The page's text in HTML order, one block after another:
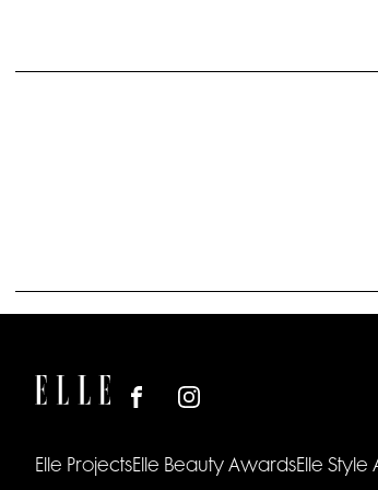
Elle ProjectsElle Beauty AwardsElle Style